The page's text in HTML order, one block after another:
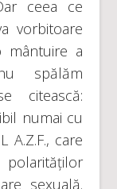
ceea ce
vorbitoare
mântuire a
spălăm
citească:
numai cu
A.Z.F., care
sexuală.